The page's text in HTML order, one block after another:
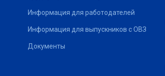
Информация для работодателей
Информация для выпускников с ОВЗ
Документы